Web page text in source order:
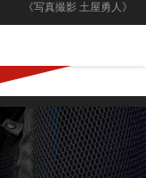
《写真撮影 土屋勇人》